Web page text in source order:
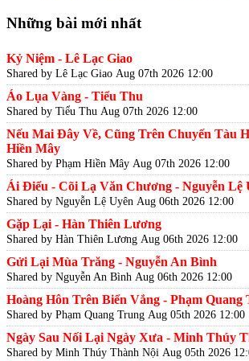
Những bài mới nhất
Kỷ Niệm - Lê Lạc Giao
Shared by Lê Lạc Giao Aug 07th 2026 12:00
Áo Lụa Vàng - Tiểu Thu
Shared by Tiểu Thu Aug 07th 2026 12:00
Nếu Mai Đây Về, Cũng Trên Chuyến Tàu
Hiền Mây
Shared by Phạm Hiền Mây Aug 07th 2026 12:00
Ái Điểu - Cõi Lạ Văn Chương - Nguyễn Lệ
Shared by Nguyễn Lệ Uyên Aug 06th 2026 12:00
Gặp Lại - Hàn Thiên Lương
Shared by Hàn Thiên Lương Aug 06th 2026 12:00
Gửi Lại Mùa Trăng - Nguyễn An Bình
Shared by Nguyễn An Bình Aug 06th 2026 12:00
Hoàng Hôn Trên Biển Vắng - Phạm Quang
Shared by Phạm Quang Trung Aug 05th 2026 12:00
Ngày Sau Nối Lại Ngày Xưa - Minh Thúy
Shared by Minh Thúy Thành Nội Aug 05th 2026